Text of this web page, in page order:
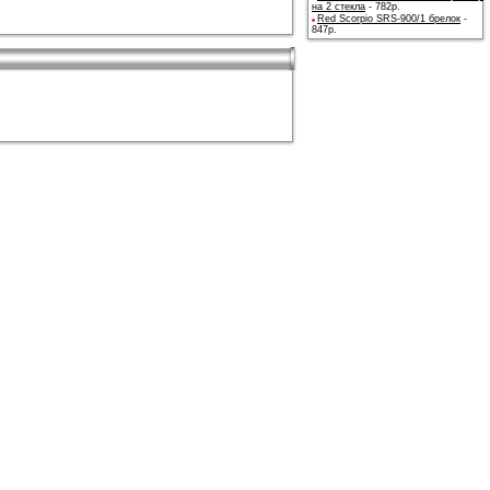
на 2 стекла - 782р.
Red Scorpio SRS-900/1 брелок -
847р.